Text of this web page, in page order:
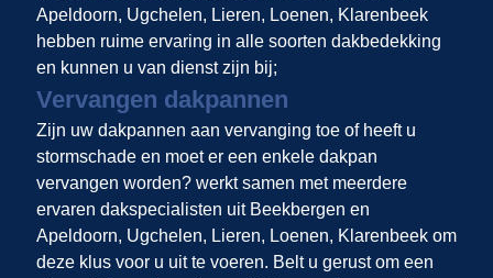
Apeldoorn, Ugchelen, Lieren, Loenen, Klarenbeek
hebben ruime ervaring in alle soorten dakbedekking
en kunnen u van dienst zijn bij;
Vervangen dakpannen
Zijn uw dakpannen aan vervanging toe of heeft u
stormschade en moet er een enkele dakpan
vervangen worden? werkt samen met meerdere
ervaren dakspecialisten uit Beekbergen en
Apeldoorn, Ugchelen, Lieren, Loenen, Klarenbeek om
deze klus voor u uit te voeren. Belt u gerust om een